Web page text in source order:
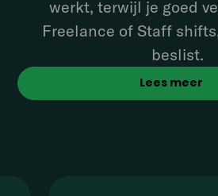
werkt, terwijl je goed
Freelance of Staff
beslist.
Lees meer